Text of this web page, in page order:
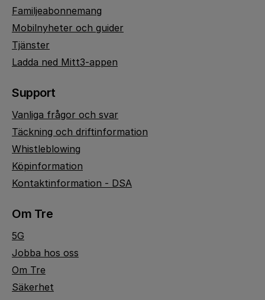
Familjeabonnemang
Mobilnyheter och guider
Tjänster
Ladda ned Mitt3-appen
Support
Vanliga frågor och svar
Täckning och driftinformation
Whistleblowing
Köpinformation
Kontaktinformation - DSA
Om Tre
5G
Jobba hos oss
Om Tre
Säkerhet